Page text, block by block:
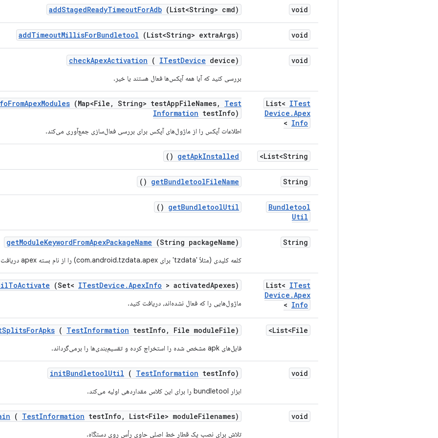
void
addStagedReadyTimeoutForAdb (List<String> cmd)
void
addTimeoutMillisForBundletool (List<String> extraArgs)
void
checkApexActivation ( ITestDevice device)
بررسی کنید که آیا همه آپکس‌ها فعال هستند یا خیر.
List< ITest
Device .Apex
Info
>
FromApexModules (Map<File , String> testAppFileNames,
Test
Information testInfo)
اطلاعات آپکس را از ماژول‌های آپکس برای بررسی فعال‌سازی جمع‌آوری می‌کند.
List<String>
getApkInstalled
()
String
getBundletoolFileName
()
Bundletool
Util
getBundletoolUtil
()
String
getModuleKeywordFromApexPackageName (String packageName)
کلمه کلیدی (مثلاً 'tzdata' برای com.android.tzdata.apex) را از نام بسته apex دریافت می‌کند.
List< ITest
Device .Apex
Info
>
ToActivate (Set< ITestDevice .ApexInfo > activatedApexes)
ماژول‌هایی را که فعال نشده‌اند، دریافت کنید.
List<File>
SplitsForApks ( TestInformation testInfo , File moduleFile)
فایل‌های apk مشخص شده را استخراج کرده و تقسیم‌بندی‌ها را برمی‌گرداند.
void
initBundletoolUtil ( TestInformation testInfo)
ابزار bundletool را برای این کلاس مقداردهی اولیه می‌کند.
void
( TestInformation testInfo , List<File> moduleFilenames)
تلاش برای نصب یک قطار خط اصلی حاوی رأس روی دستگاه.